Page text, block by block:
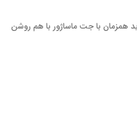
همزمان با جت ماساژور با هم روشن